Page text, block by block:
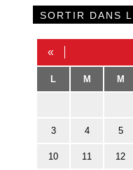
SORTIR DANS
«
L M M
3 4 5
10 11 12